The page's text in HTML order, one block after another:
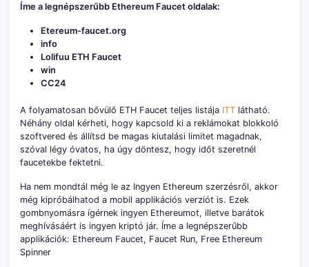
Íme a legnépszerűbb Ethereum Faucet oldalak:
Etereum-faucet.org
info
Lolifuu ETH Faucet
win
CC24
A folyamatosan bővülő ETH Faucet teljes listája ITT látható.
Néhány oldal kérheti, hogy kapcsold ki a reklámokat blokkoló
szoftvered és állítsd be magas kiutalási limitet magadnak,
szóval légy óvatos, ha úgy döntesz, hogy időt szeretnél
faucetekbe fektetni.
Ha nem mondtál még le az Ingyen Ethereum szerzésről, akkor
még kipróbálhatod a mobil applikációs verziót is. Ezek
gombnyomásra ígérnek ingyen Ethereumot, illetve barátok
meghívásáért is ingyen kriptó jár. Íme a legnépszerűbb
applikációk: Ethereum Faucet, Faucet Run, Free Ethereum
Spinner